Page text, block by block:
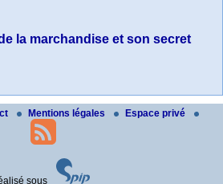
la marchandise et son secret
Mentions légales Espace privé
sous